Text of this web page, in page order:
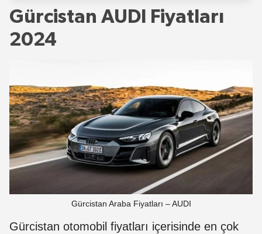
Gürcistan AUDI Fiyatları
2024
Gürcistan Araba Fiyatları – AUDI
Gürcistan otomobil fiyatları içerisinde en çok